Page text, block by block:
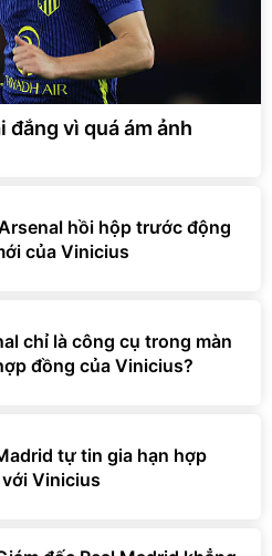
đắng vì quá ám ảnh
hồi hộp trước động
của Vinicius
chỉ là công cụ trong màn
đồng của Vinicius?
tự tin gia hạn hợp
Vinicius